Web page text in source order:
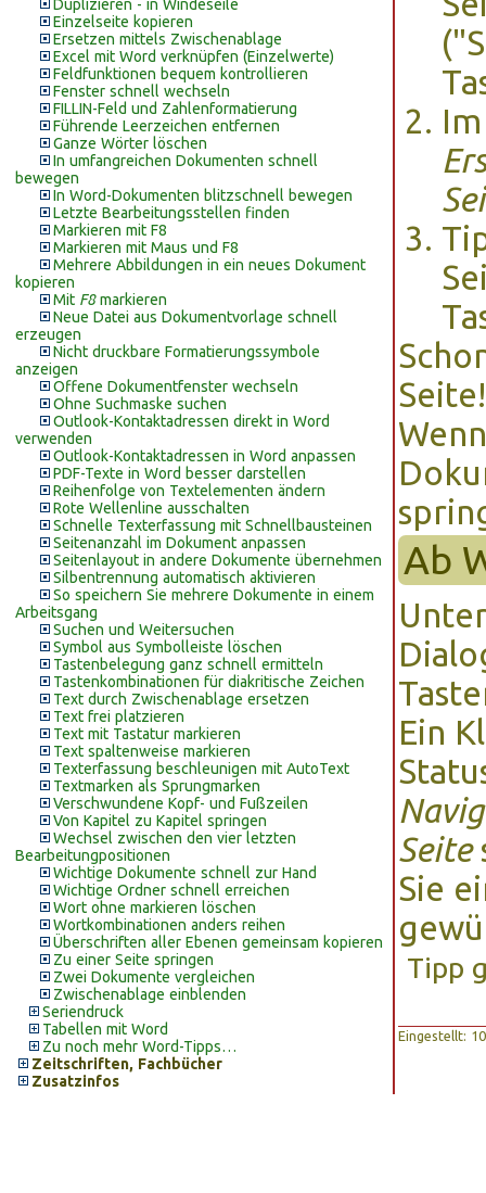
Duplizieren - in Windeseile
Einzelseite kopieren
Ersetzen mittels Zwischenablage
Excel mit Word verknüpfen (Einzelwerte)
Feldfunktionen bequem kontrollieren
Fenster schnell wechseln
FILLIN-Feld und Zahlenformatierung
Führende Leerzeichen entfernen
Ganze Wörter löschen
In umfangreichen Dokumenten schnell
bewegen
In Word-Dokumenten blitzschnell bewegen
Letzte Bearbeitungsstellen finden
Markieren mit F8
Markieren mit Maus und F8
Mehrere Abbildungen in ein neues Dokument
kopieren
Mit F8markieren
Neue Datei aus Dokumentvorlage schnell
erzeugen
Nicht druckbare Formatierungssymbole
anzeigen
Offene Dokumentfenster wechseln
Ohne Suchmaske suchen
Outlook-Kontaktadressen direkt in Word
verwenden
Outlook-Kontaktadressen in Word anpassen
PDF-Texte in Word besser darstellen
Reihenfolge von Textelementen ändern
Rote Wellenline ausschalten
Schnelle Texterfassung mit Schnellbausteinen
Seitenanzahl im Dokument anpassen
Seitenlayout in andere Dokumente übernehmen
Silbentrennung automatisch aktivieren
So speichern Sie mehrere Dokumente in einem
Arbeitsgang
Suchen und Weitersuchen
Symbol aus Symbolleiste löschen
Tastenbelegung ganz schnell ermitteln
Tastenkombinationen für diakritische Zeichen
Text durch Zwischenablage ersetzen
Text frei platzieren
Text mit Tastatur markieren
Text spaltenweise markieren
Texterfassung beschleunigen mit AutoText
Textmarken als Sprungmarken
Verschwundene Kopf- und Fußzeilen
Von Kapitel zu Kapitel springen
Wechsel zwischen den vier letzten
Bearbeitungpositionen
Wichtige Dokumente schnell zur Hand
Wichtige Ordner schnell erreichen
Wort ohne markieren löschen
Wortkombinationen anders reihen
Überschriften aller Ebenen gemeinsam kopieren
Zu einer Seite springen
Zwei Dokumente vergleichen
Zwischenablage einblenden
Seriendruck
Tabellen mit Word
Zu noch mehr Word-Tipps…
Zeitschriften, Fachbücher
Zusatzinfos
Seite!
Ab
Ein
Seite
Sie
Tipp
Eingestellt: